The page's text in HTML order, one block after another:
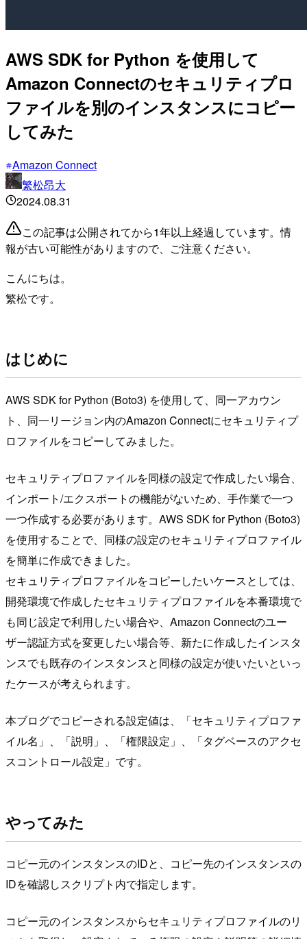
AWS SDK for Python を使用して
Amazon Connectのセキュリティプロ
ファイルを別のインスタンスにコピー
してみた
Amazon Connect
繁松昂大
2024.08.31
この記事は公開されてから1年以上経過しています。情
報が古い可能性がありますので、ご注意ください。
こんにちは。
繁松です。
はじめに
AWS SDK for Python (Boto3) を使用して、同一アカウン
ト、同一リージョン内のAmazon Connectにセキュリティプ
ロファイルをコピーしてみました。
セキュリティプロファイルを同様の設定で作成したい場合、
インポート/エクスポートの機能がないため、手作業で一つ
一つ作成する必要があります。AWS SDK for Python (Boto3)
を使用することで、同様の設定のセキュリティプロファイル
を簡単に作成できました。
セキュリティプロファイルをコピーしたいケースとしては、
開発環境で作成したセキュリティプロファイルを本番環境で
も同じ設定で利用したい場合や、Amazon Connectのユー
ザー認証方式を変更したい場合等、新たに作成したインスタ
ンスでも既存のインスタンスと同様の設定が使いたいといっ
たケースが考えられます。
本ブログでコピーされる設定値は、「セキュリティプロファ
イル名」、「説明」、「権限設定」、「タグベースのアクセ
スコントロール設定」です。
やってみた
コピー元のインスタンスのIDと、コピー先のインスタンスの
IDを確認しスクリプト内で指定します。
コピー元のインスタンスからセキュリティプロファイルのリ